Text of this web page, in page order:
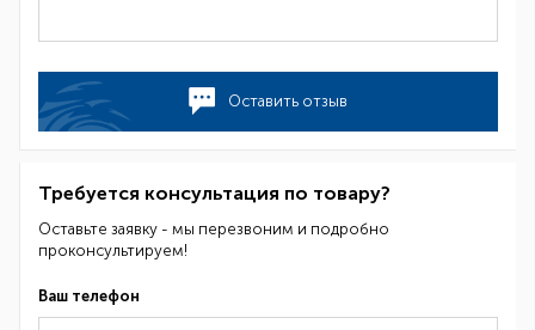
Оставить отзыв
Требуется консультация по товару?
Оставьте заявку - мы перезвоним и подробно
проконсультируем!
Ваш телефон